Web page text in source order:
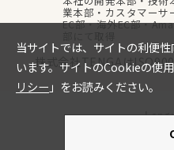
業本部・カスタマーサ
EC部・海外EC部・
株式会社TENGAは